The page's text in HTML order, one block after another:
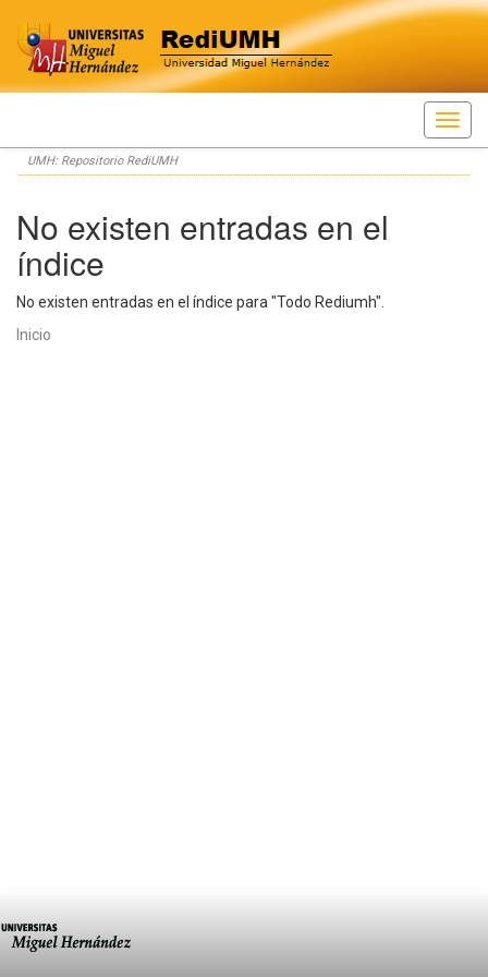
Skip
navigation
UMH: Repositorio RediUMH
No existen entradas en el
índice
No existen entradas en el índice para "Todo Rediumh".
Inicio